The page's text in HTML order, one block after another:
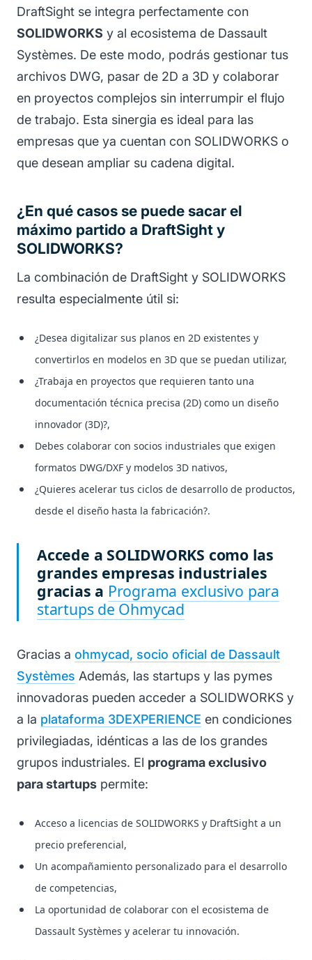
DraftSight se integra perfectamente con
SOLIDWORKS y al ecosistema de Dassault
Systèmes. De este modo, podrás gestionar tus
archivos DWG, pasar de 2D a 3D y colaborar
en proyectos complejos sin interrumpir el flujo
de trabajo. Esta sinergia es ideal para las
empresas que ya cuentan con SOLIDWORKS o
que desean ampliar su cadena digital.
¿En qué casos se puede sacar el
máximo partido a DraftSight y
SOLIDWORKS?
La combinación de DraftSight y SOLIDWORKS
resulta especialmente útil si:
¿Desea digitalizar sus planos en 2D existentes y
convertirlos en modelos en 3D que se puedan utilizar,
¿Trabaja en proyectos que requieren tanto una
documentación técnica precisa (2D) como un diseño
innovador (3D)?,
Debes colaborar con socios industriales que exigen
formatos DWG/DXF y modelos 3D nativos,
¿Quieres acelerar tus ciclos de desarrollo de productos,
desde el diseño hasta la fabricación?.
Accede a SOLIDWORKS como las
grandes empresas industriales
gracias a Programa exclusivo para
startups de Ohmycad
Gracias a ohmycad, socio oficial de Dassault
Systèmes Además, las startups y las pymes
innovadoras pueden acceder a SOLIDWORKS y
a la plataforma 3DEXPERIENCE en condiciones
privilegiadas, idénticas a las de los grandes
grupos industriales. El programa exclusivo
para startups permite:
Acceso a licencias de SOLIDWORKS y DraftSight a un
precio preferencial,
Un acompañamiento personalizado para el desarrollo
de competencias,
La oportunidad de colaborar con el ecosistema de
Dassault Systèmes y acelerar tu innovación.